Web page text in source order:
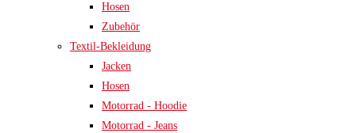
Hosen
Zubehör
Textil-Bekleidung
Jacken
Hosen
Motorrad - Hoodie
Motorrad - Jeans